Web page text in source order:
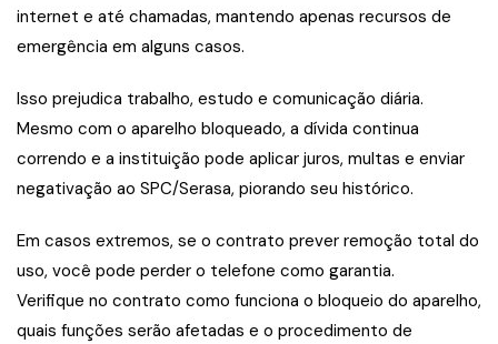
internet e até chamadas, mantendo apenas recursos de
emergência em alguns casos.
Isso prejudica trabalho, estudo e comunicação diária.
Mesmo com o aparelho bloqueado, a dívida continua
correndo e a instituição pode aplicar juros, multas e enviar
negativação ao SPC/Serasa, piorando seu histórico.
Em casos extremos, se o contrato prever remoção total do
uso, você pode perder o telefone como garantia.
Verifique no contrato como funciona o bloqueio do aparelho,
quais funções serão afetadas e o procedimento de